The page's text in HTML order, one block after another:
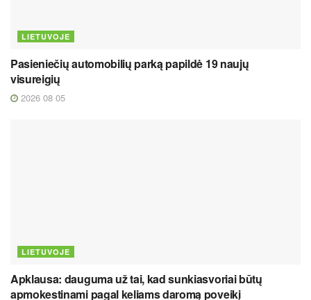
LIETUVOJE
Pasieniečių automobilių parką papildė 19 naujų
visureigių
2026 08 05
LIETUVOJE
Apklausa: dauguma už tai, kad sunkiasvoriai būtų
apmokestinami pagal keliams daromą poveikį